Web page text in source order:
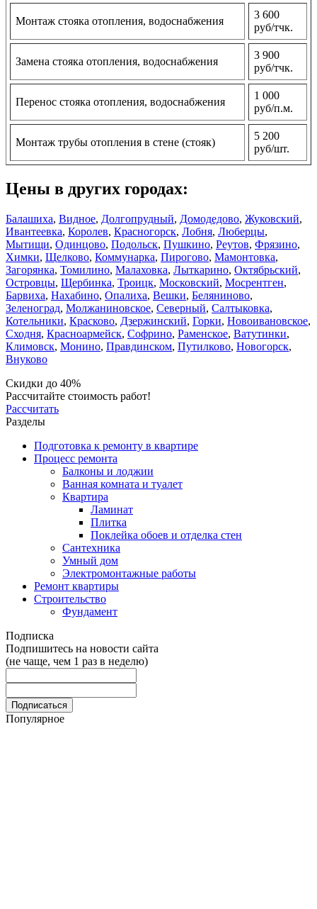
Монтаж стояка отопления, водоснабжения
3 600
руб/тчк.
Замена стояка отопления, водоснабжения
3 900
руб/тчк.
Перенос стояка отопления, водоснабжения
1 000
руб/п.м.
Монтаж трубы отопления в стене (стояк)
5 200
руб/шт.
Цены в других городах:
Балашиха, Видное, Долгопрудный, Домодедово, Жуковский,
Ивантеевка, Королев, Красногорск, Лобня, Люберцы,
Мытищи, Одинцово, Подольск, Пушкино, Реутов, Фрязино,
Химки, Щелково, Коммунарка, Пирогово, Мамонтовка,
Загорянка, Томилино, Малаховка, Лыткарино, Октябрьский,
Островцы, Щербинка, Троицк, Московский, Мосрентген,
Барвиха, Нахабино, Опалиха, Вешки, Беляниново,
Зеленоград, Молжаниновское, Северный, Салтыковка,
Котельники, Красково, Дзержинский, Горки, Новоивановское,
Сходня, Красноармейск, Софрино, Раменское, Ватутинки,
Климовск, Монино, Правдинском, Путилково, Новогорск,
Внуково
Скидки до 40%
Рассчитайте стоимость работ!
Рассчитать
Разделы
Подготовка к ремонту в квартире
Процесс ремонта
Балконы и лоджии
Ванная комната и туалет
Квартира
Ламинат
Плитка
Поклейка обоев и отделка стен
Сантехника
Умный дом
Электромонтажные работы
Ремонт квартиры
Строительство
Фундамент
Подписка
Подпишитесь на новости сайта
(не чаще, чем 1 раз в неделю)
Популярное